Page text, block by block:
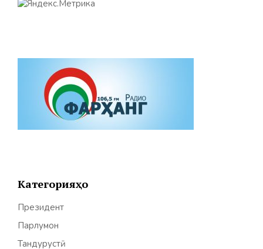
Категорияҳо
Президент
Парлумон
Тандурустӣ